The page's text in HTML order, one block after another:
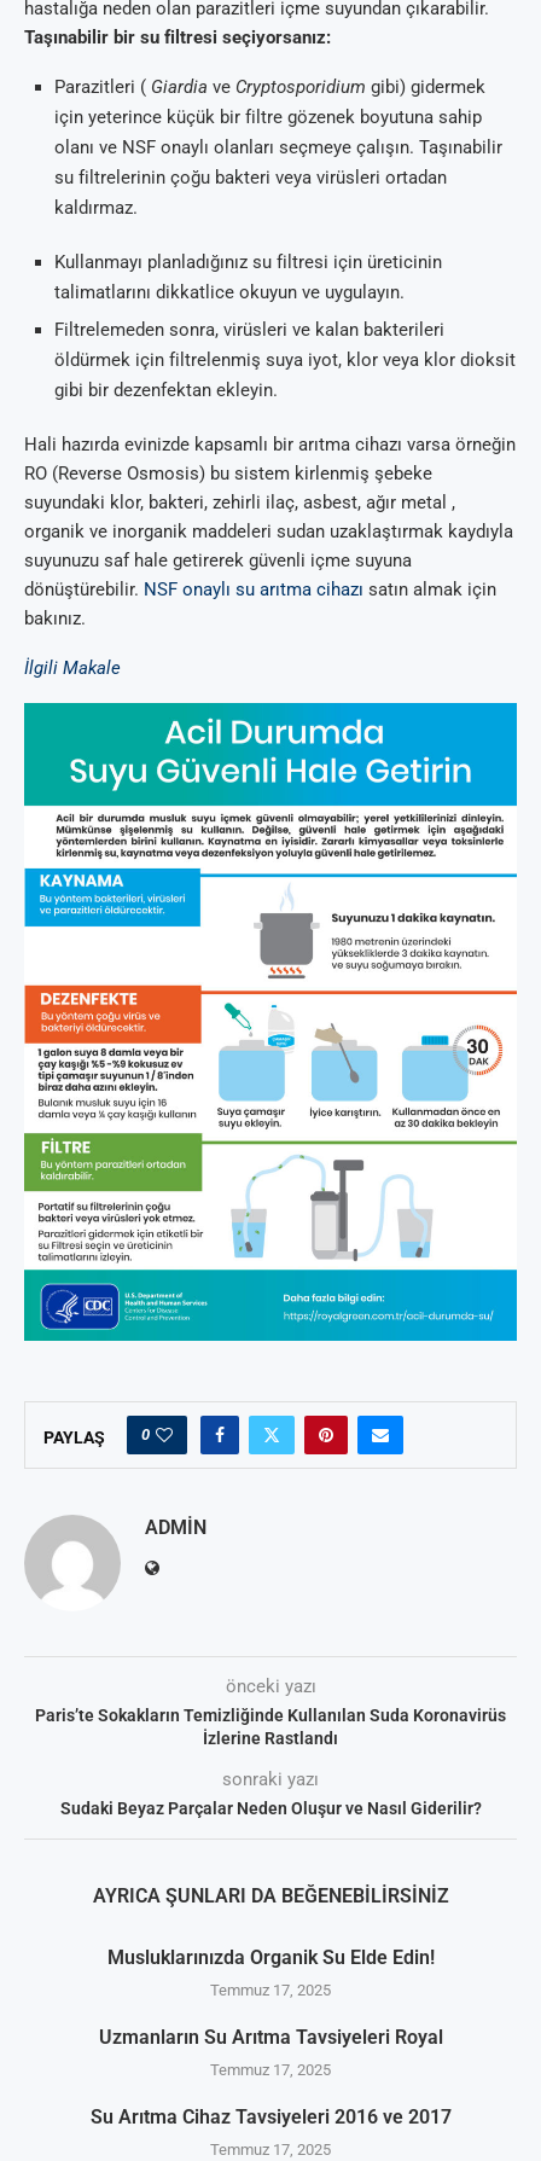
hastalığa neden olan parazitleri içme suyundan çıkarabilir.
Taşınabilir bir su filtresi seçiyorsanız:
Parazitleri ( Giardia ve Cryptosporidium gibi) gidermek
için yeterince küçük bir filtre gözenek boyutuna sahip
olanı ve NSF onaylı olanları seçmeye çalışın. Taşınabilir
su filtrelerinin çoğu bakteri veya virüsleri ortadan
kaldırmaz.
Kullanmayı planladığınız su filtresi için üreticinin
talimatlarını dikkatlice okuyun ve uygulayın.
Filtrelemeden sonra, virüsleri ve kalan bakterileri
öldürmek için filtrelenmiş suya iyot, klor veya klor dioksit
gibi bir dezenfektan ekleyin.
Hali hazırda evinizde kapsamlı bir arıtma cihazı varsa örneğin
RO (Reverse Osmosis) bu sistem kirlenmiş şebeke
suyundaki klor, bakteri, zehirli ilaç, asbest, ağır metal ,
organik ve inorganik maddeleri sudan uzaklaştırmak kaydıyla
suyunuzu saf hale getirerek güvenli içme suyuna
dönüştürebilir. NSF onaylı su arıtma cihazı satın almak için
bakınız.
İlgili Makale
PAYLAŞ 0
ADMIN
önceki yazı
Paris’te Sokakların Temizliğinde Kullanılan Suda Koronavirüs
İzlerine Rastlandı
sonraki yazı
Sudaki Beyaz Parçalar Neden Oluşur ve Nasıl Giderilir?
AYRICA ŞUNLARI DA BEĞENEBILIRSINIZ
Musluklarınızda Organik Su Elde Edin!
Temmuz 17, 2025
Uzmanların Su Arıtma Tavsiyeleri Royal
Temmuz 17, 2025
Su Arıtma Cihaz Tavsiyeleri 2016 ve 2017
Temmuz 17, 2025